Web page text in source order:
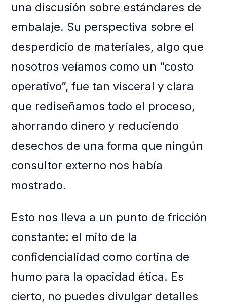
una discusión sobre estándares de
embalaje. Su perspectiva sobre el
desperdicio de materiales, algo que
nosotros veíamos como un “costo
operativo”, fue tan visceral y clara
que rediseñamos todo el proceso,
ahorrando dinero y reduciendo
desechos de una forma que ningún
consultor externo nos había
mostrado.
Esto nos lleva a un punto de fricción
constante: el mito de la
confidencialidad como cortina de
humo para la opacidad ética. Es
cierto, no puedes divulgar detalles